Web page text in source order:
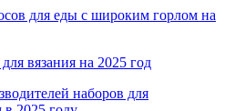
для еды с широким горлом на
вязания на 2025 год
наборов для